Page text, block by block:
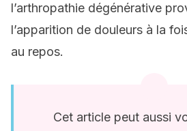
l’arthropathie dégénérative
l’apparition de douleurs à la
au repos.
Cet article peut aussi